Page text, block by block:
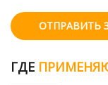
ОТПРАВИТЬ
ГДЕ